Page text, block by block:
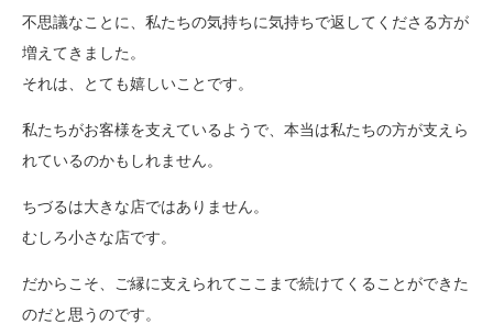
不思議なことに、私たちの気持ちに気持ちで返してくださる方が
増えてきました。
それは、とても嬉しいことです。
私たちがお客様を支えているようで、本当は私たちの方が支えら
れているのかもしれません。
ちづるは大きな店ではありません。
むしろ小さな店です。
だからこそ、ご縁に支えられてここまで続けてくることができた
のだと思うのです。